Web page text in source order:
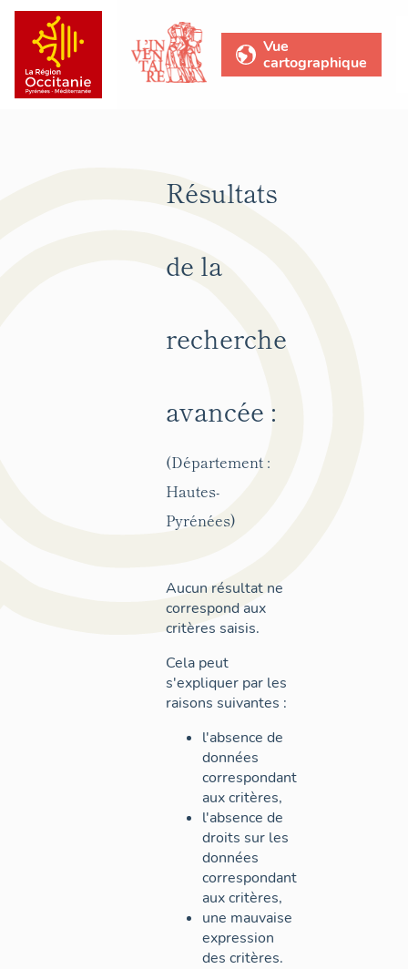
Vue
cartographique
Résultats
de la
recherche
avancée :
(Département :
Hautes-
Pyrénées)
Aucun résultat ne
correspond aux
critères saisis.
Cela peut
s'expliquer par les
raisons suivantes :
l'absence de
données
correspondant
aux critères,
l'absence de
droits sur les
données
correspondant
aux critères,
une mauvaise
expression
des critères.